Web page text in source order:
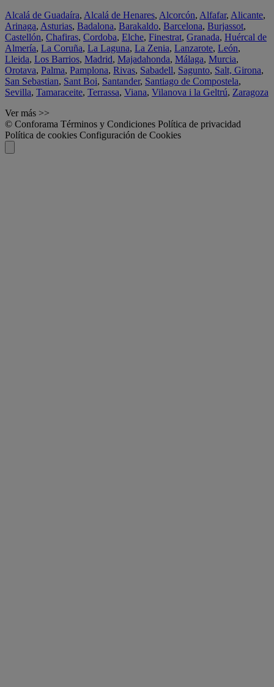
Alcalá de Guadaíra, Alcalá de Henares, Alcorcón, Alfafar, Alicante,
Arinaga, Asturias, Badalona, Barakaldo, Barcelona, Burjassot,
Castellón, Chafiras, Cordoba, Elche, Finestrat, Granada, Huércal de
Almería, La Coruña, La Laguna, La Zenia, Lanzarote, León,
Lleida, Los Barrios, Madrid, Majadahonda, Málaga, Murcia,
Orotava, Palma, Pamplona, Rivas, Sabadell, Sagunto, Salt, Girona,
San Sebastian, Sant Boi, Santander, Santiago de Compostela,
Sevilla, Tamaraceite, Terrassa, Viana, Vilanova i la Geltrú, Zaragoza
Ver más >>
© Conforama Términos y Condiciones Política de privacidad
Política de cookies Configuración de Cookies